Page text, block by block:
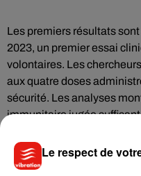
Les premiers résultats
2023, un premier essai
volontaires. Les
aux quatre doses
sécurité. Les analyses
immunitaire jugée
développement clinique
La prochaine étape sera
Le respect de